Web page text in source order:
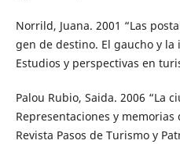
Norrild, Juana. 2001 “Las
gen de destino. El gaucho y
Estudios y perspectivas en
Palou Rubio, Saida. 2006 “La
Representaciones y
Revista Pasos de Turismo y